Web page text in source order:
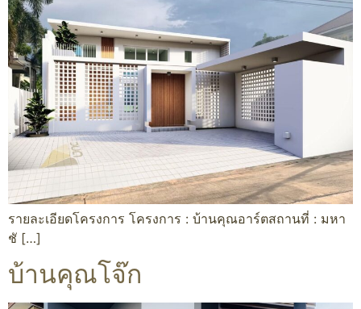
รายละเอียดโครงการ โครงการ : บ้านคุณอาร์ตสถานที่ : มหา
ชั […]
บ้านคุณโจ๊ก